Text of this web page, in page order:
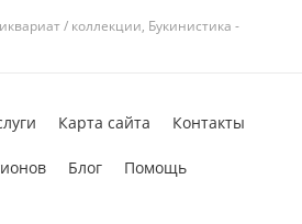
/ коллекции, Букинистика -
Карта сайта Контакты
Блог Помощь